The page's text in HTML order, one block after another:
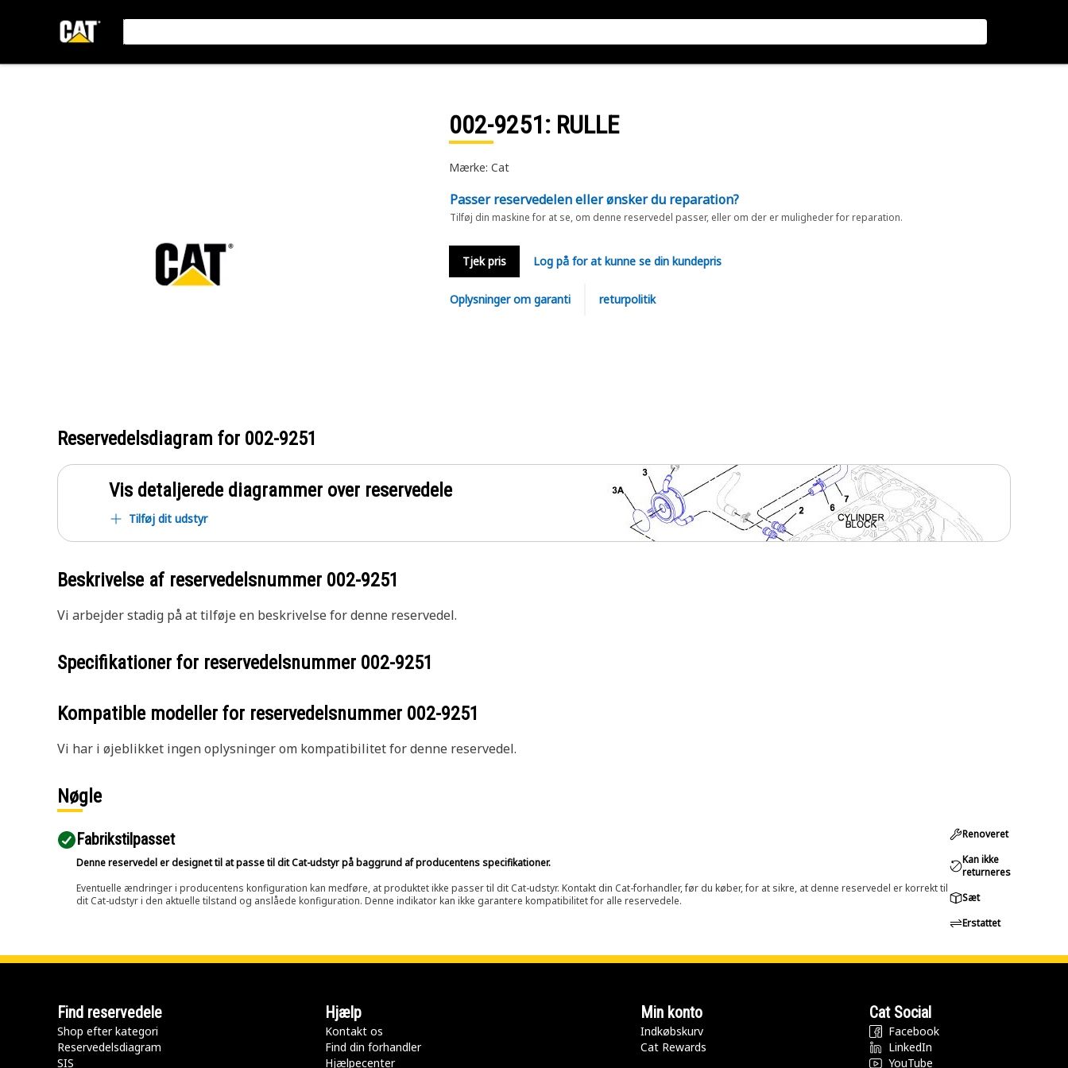
002-9251: RULLE
Mærke: Cat
Passer reservedelen eller ønsker du reparation?
Tilføj din maskine for at se, om denne reservedel passer, eller om der er muligheder for reparation.
Tjek pris Log på for at kunne se din kundepris
Oplysninger om garanti returpolitik
Reservedelsdiagram for 002-9251
Vis detaljerede diagrammer over reservedele
Tilføj dit udstyr
Beskrivelse af reservedelsnummer 002-9251
Vi arbejder stadig på at tilføje en beskrivelse for denne reservedel.
Specifikationer for reservedelsnummer 002-9251
Kompatible modeller for reservedelsnummer 002-9251
Vi har i øjeblikket ingen oplysninger om kompatibilitet for denne reservedel.
Nøgle
Fabrikstilpasset
Denne reservedel er designet til at passe til dit Cat-udstyr på baggrund af producentens specifikationer.
Eventuelle ændringer i producentens konfiguration kan medføre, at produktet ikke passer til dit Cat-udstyr. Kontakt din Cat-forhandler, før du køber, for at sikre, at denne reservedel er korrekt til
dit Cat-udstyr i den aktuelle tilstand og anslåede konfiguration. Denne indikator kan ikke garantere kompatibilitet for alle reservedele.
Renoveret
Kan ikke
returneres
Sæt
Erstattet
Find reservedele
Shop efter kategori
Reservedelsdiagram
SIS
Hjælp
Kontakt os
Find din forhandler
Hjælpecenter
Min konto
Indkøbskurv
Cat Rewards
Cat Social
Facebook
LinkedIn
YouTube